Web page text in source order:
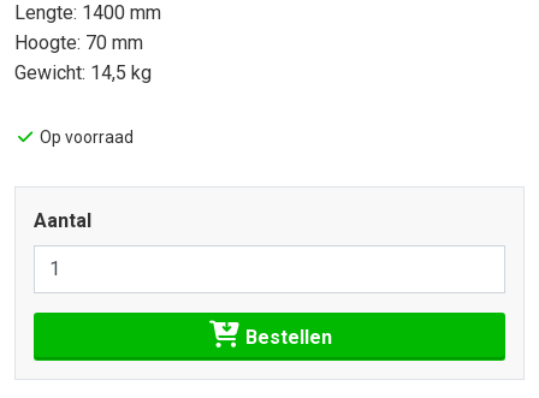
Lengte: 1400 mm
Hoogte: 70 mm
Gewicht: 14,5 kg
Op voorraad
Aantal
Bestellen